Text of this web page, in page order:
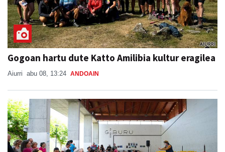
Gogoan hartu dute Katto Amilibia kultur eragilea
Aiurri abu 08, 13:24 ANDOAIN